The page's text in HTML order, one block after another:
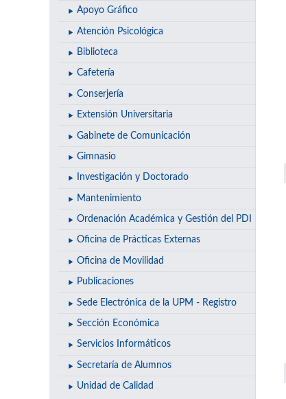
Apoyo Gráfico
Atención Psicológica
Biblioteca
Cafetería
Conserjería
Extensión Universitaria
Gabinete de Comunicación
Gimnasio
Investigación y Doctorado
Mantenimiento
Ordenación Académica y Gestión del PDI
Oficina de Prácticas Externas
Oficina de Movilidad
Publicaciones
Sede Electrónica de la UPM - Registro
Sección Económica
Servicios Informáticos
Secretaría de Alumnos
Unidad de Calidad